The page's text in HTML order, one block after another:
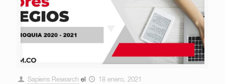
Sapiens Research el 18 enero, 2021